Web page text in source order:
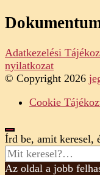
Adatkezelési
nyilatkozat
© Copyright 2026
Cookie
Looking
for
Something?
Írd be, amit keresel,
Az oldal a jobb